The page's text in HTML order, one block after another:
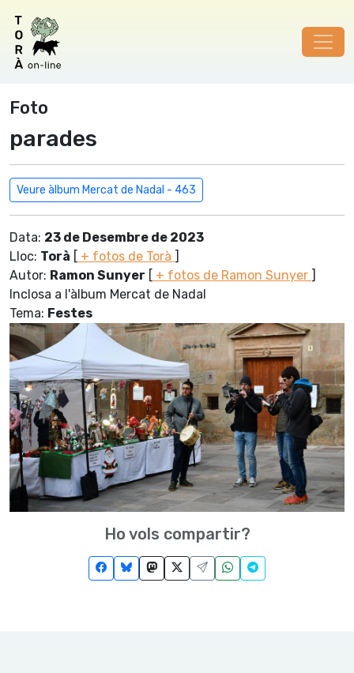
Foto
parades
Veure àlbum Mercat de Nadal - 463
Data: 23 de Desembre de 2023
Lloc: Torà [ + fotos de Torà ]
Autor: Ramon Sunyer [ + fotos de Ramon Sunyer ]
Inclosa a l'àlbum Mercat de Nadal
Tema: Festes
Ho vols compartir?